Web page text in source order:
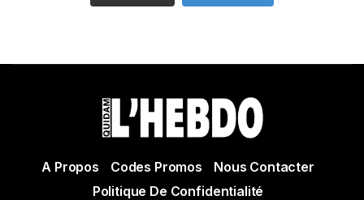
A Propos Codes Promos
Nous Contacter
Politique De Confidentialité